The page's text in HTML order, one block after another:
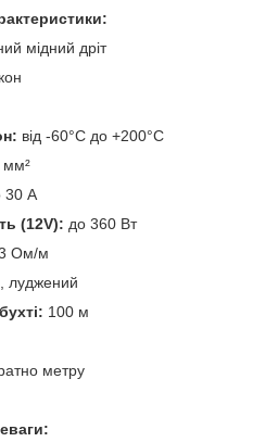
мідний дріт
від -60°C до +200°C
мм²
30 А
(12V): до 360 Вт
Ом/м
луджений
100 м
метру